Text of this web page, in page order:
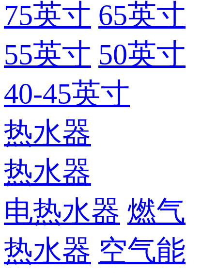
75英寸 65英寸
55英寸 50英寸
40-45英寸
热水器
热水器
电热水器 燃气
热水器 空气能